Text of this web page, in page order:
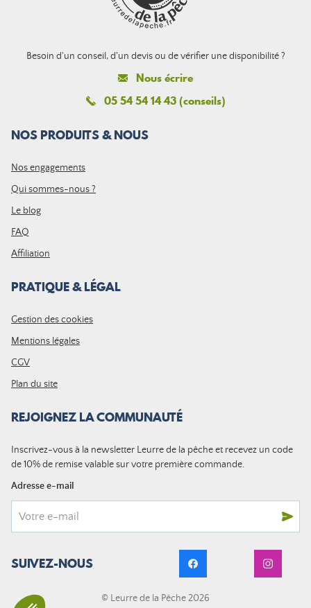
Besoin d'un conseil, d'un devis ou de vérifier une disponibilité ?
Nous écrire
05 54 54 14 43 (conseils)
NOS PRODUITS & NOUS
Nos engagements
Qui sommes-nous ?
Le blog
FAQ
Affiliation
PRATIQUE & LÉGAL
Gestion des cookies
Mentions légales
CGV
Plan du site
REJOIGNEZ LA COMMUNAUTÉ
Inscrivez-vous à la newsletter Leurre de la pêche et recevez un code
de 10% de remise valable sur votre première commande.
Adresse e-mail
SUIVEZ-NOUS
© Leurre de la Pêche 2026